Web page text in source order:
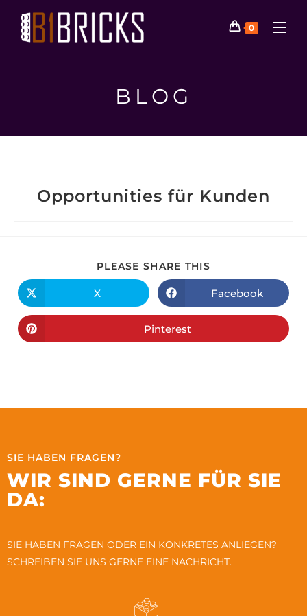
0
BLOG
Opportunities für Kunden
PLEASE SHARE THIS
X Facebook
Pinterest
SIE HABEN FRAGEN?
WIR SIND GERNE FÜR SIE
DA:
SIE HABEN FRAGEN ODER EIN KONKRETES ANLIEGEN?
SCHREIBEN SIE UNS GERNE EINE NACHRICHT.